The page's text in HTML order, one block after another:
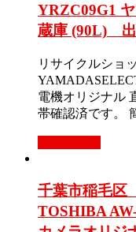
YRZC09G1
蔵庫 (90L)
リサイクルショ
電機オリジナル
帯確認済です。
千葉市稲毛
TOSHIBA